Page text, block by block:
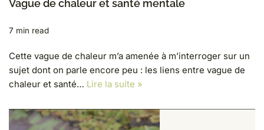
Vague de chaleur et santé mentale
7 min read
Cette vague de chaleur m’a amenée à m’interroger sur un
sujet dont on parle encore peu : les liens entre vague de
chaleur et santé… Lire la suite »